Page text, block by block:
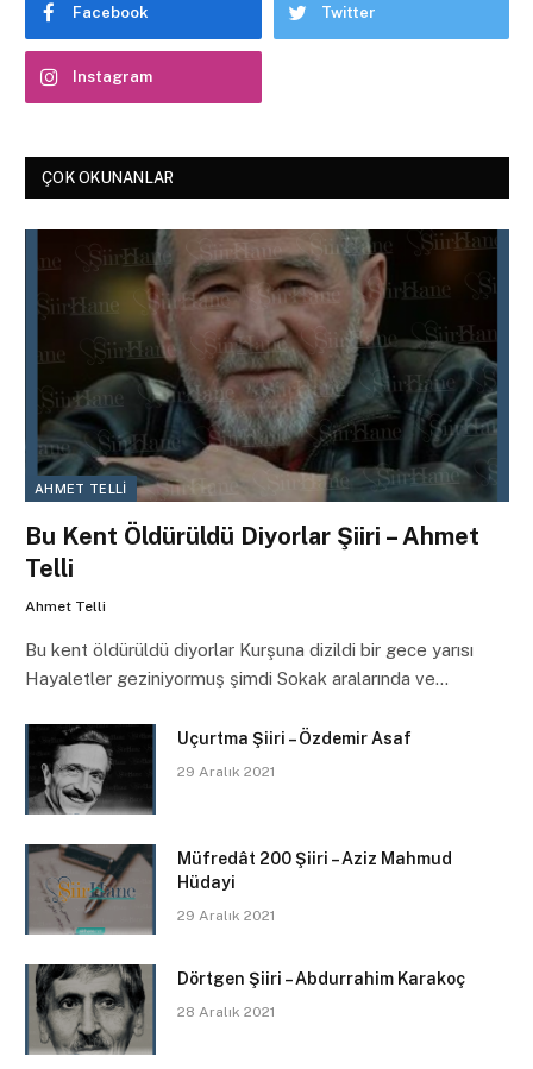
Facebook Twitter
Instagram
ÇOK OKUNANLAR
AHMET TELLI
Bu Kent Öldürüldü Diyorlar Şiiri – Ahmet
Telli
Ahmet Telli
Bu kent öldürüldü diyorlar Kurşuna dizildi bir gece yarısı
Hayaletler geziniyormuş şimdi Sokak aralarında ve…
Uçurtma Şiiri – Özdemir Asaf
29 Aralık 2021
Müfredât 200 Şiiri – Aziz Mahmud
Hüdayi
29 Aralık 2021
Dörtgen Şiiri – Abdurrahim Karakoç
28 Aralık 2021